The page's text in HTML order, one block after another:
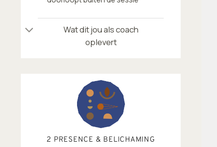
Wat dit jou als coach
oplevert
2 PRESENCE & BELICHAMING